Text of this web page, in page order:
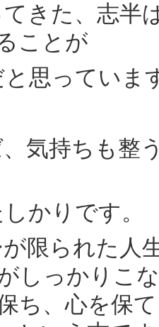
きた、志半
ことが
思っていま
気持ちも整
かりです。
限られた人
しっかりこ
ち、心を保